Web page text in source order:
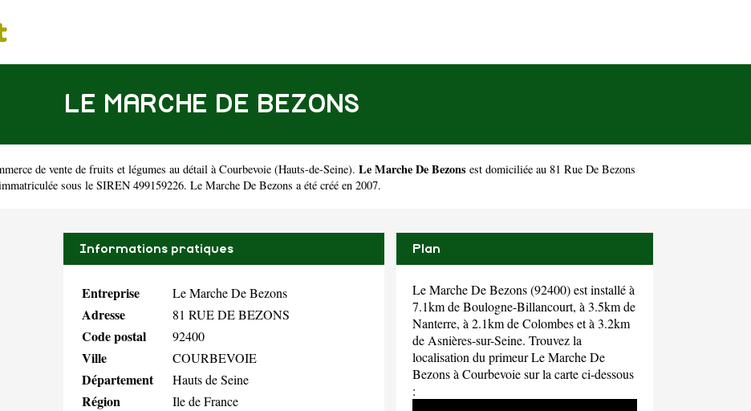
LE MARCHE DE BEZONS
de vente de fruits et légumes au détail à Courbevoie (Hauts-de-Seine). Le Marche De Bezons est domiciliée au 81 Rue De Bezons
sous le SIREN 499159226. Le Marche De Bezons a été créé en 2007.
Informations pratiques
Entreprise Le Marche De Bezons
Adresse 81 RUE DE BEZONS
Code postal 92400
Ville COURBEVOIE
Département Hauts de Seine
Région Ile de France
Plan
Le Marche De Bezons (92400) est installé à
7.1km de Boulogne-Billancourt, à 3.5km de
Nanterre, à 2.1km de Colombes et à 3.2km
de Asnières-sur-Seine. Trouvez la
localisation du primeur Le Marche De
Bezons à Courbevoie sur la carte ci-dessous
: